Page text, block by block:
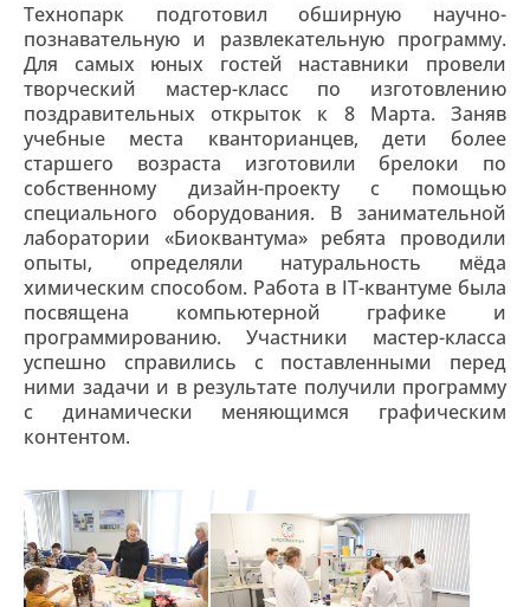
Технопарк подготовил обширную научно-
познавательную и развлекательную программу.
Для самых юных гостей наставники провели
творческий мастер-класс по изготовлению
поздравительных открыток к 8 Марта. Заняв
учебные места кванторианцев, дети более
старшего возраста изготовили брелоки по
собственному дизайн-проекту с помощью
специального оборудования. В занимательной
лаборатории «Биоквантума» ребята проводили
опыты, определяли натуральность мёда
химическим способом. Работа в IT-квантуме была
посвящена компьютерной графике и
программированию. Участники мастер-класса
успешно справились с поставленными перед
ними задачи и в результате получили программу
с динамически меняющимся графическим
контентом.